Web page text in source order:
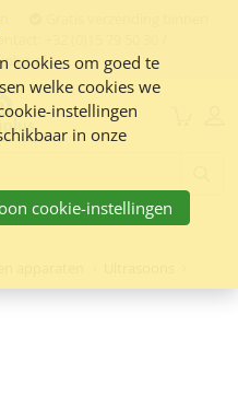
apparaten
cookies om goed te
welke cookies we
instellingen
in onze
cookie-instellingen